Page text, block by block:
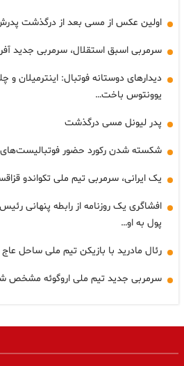
اولین عکس از مسی بعد از درگذشت
سرمربی اسبق استقلال، سرمربی جدید
دیدارهای دوستانه فوتبال: اینترمیلان
یوونتوس باخت…
پدر لیونل مسی درگذشت
شکسته شدن رکورد حضور فوتبالیست‌های
یک ایرانی، سرمربی تیم ملی تکواندو
افشاگری یک روزنامه از رابطه پنهانی
پول به او…
رئال مادرید با بازیکن تیم ملی ساحل عاج قرارداد ۷
سرمربی جدید تیم ملی اروگوئه مشخص